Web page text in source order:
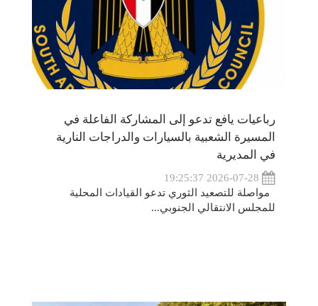
رباعيات يافع تدعو إلى المشاركة الفاعلة في
المسيرة الشعبية بالسيارات والدراجات النارية
في المديرية
مواصلة للتصعيد الثوري تدعو القيادات المحلية
للمجلس الانتقالي الجنوبي...